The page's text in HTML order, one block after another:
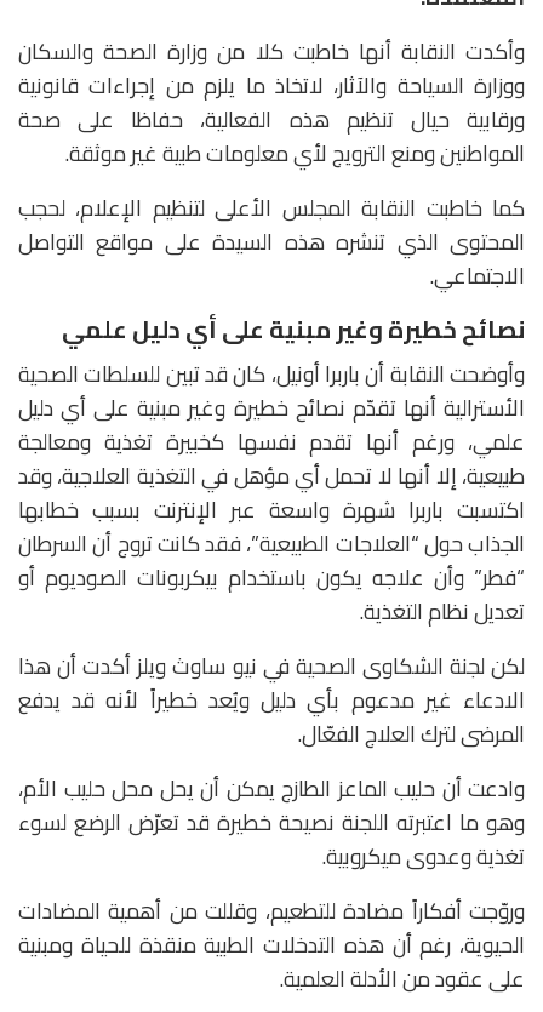
وأكدت النقابة أنها خاطبت كلا من وزارة الصحة والسكان
ووزارة السياحة والآثار، لاتخاذ ما يلزم من إجراءات قانونية
ورقابية حيال تنظيم هذه الفعالية، حفاظا على صحة
المواطنين ومنع الترويج لأي معلومات طبية غير موثقة.
كما خاطبت النقابة المجلس الأعلى لتنظيم الإعلام، لحجب
المحتوى الذي تنشره هذه السيدة على مواقع التواصل
الاجتماعي.
نصائح خطيرة وغير مبنية على أي دليل علمي
وأوضحت النقابة أن باربرا أونيل، كان قد تبين للسلطات الصحية
الأسترالية أنها تقدّم نصائح خطيرة وغير مبنية على أي دليل
علمي، ورغم أنها تقدم نفسها كخبيرة تغذية ومعالجة
طبيعية، إلا أنها لا تحمل أي مؤهل في التغذية العلاجية، وقد
اكتسبت باربرا شهرة واسعة عبر الإنترنت بسبب خطابها
الجذاب حول “العلاجات الطبيعية”، فقد كانت تروج أن السرطان
“فطر” وأن علاجه يكون باستخدام بيكربونات الصوديوم أو
تعديل نظام التغذية.
لكن لجنة الشكاوى الصحية في نيو ساوث ويلز أكدت أن هذا
الادعاء غير مدعوم بأي دليل ويُعد خطيراً لأنه قد يدفع
المرضى لترك العلاج الفعّال.
وادعت أن حليب الماعز الطازج يمكن أن يحل محل حليب الأم،
وهو ما اعتبرته اللجنة نصيحة خطيرة قد تعرّض الرضع لسوء
تغذية وعدوى ميكروبية.
وروّجت أفكاراً مضادة للتطعيم، وقللت من أهمية المضادات
الحيوية، رغم أن هذه التدخلات الطبية منقذة للحياة ومبنية
على عقود من الأدلة العلمية.